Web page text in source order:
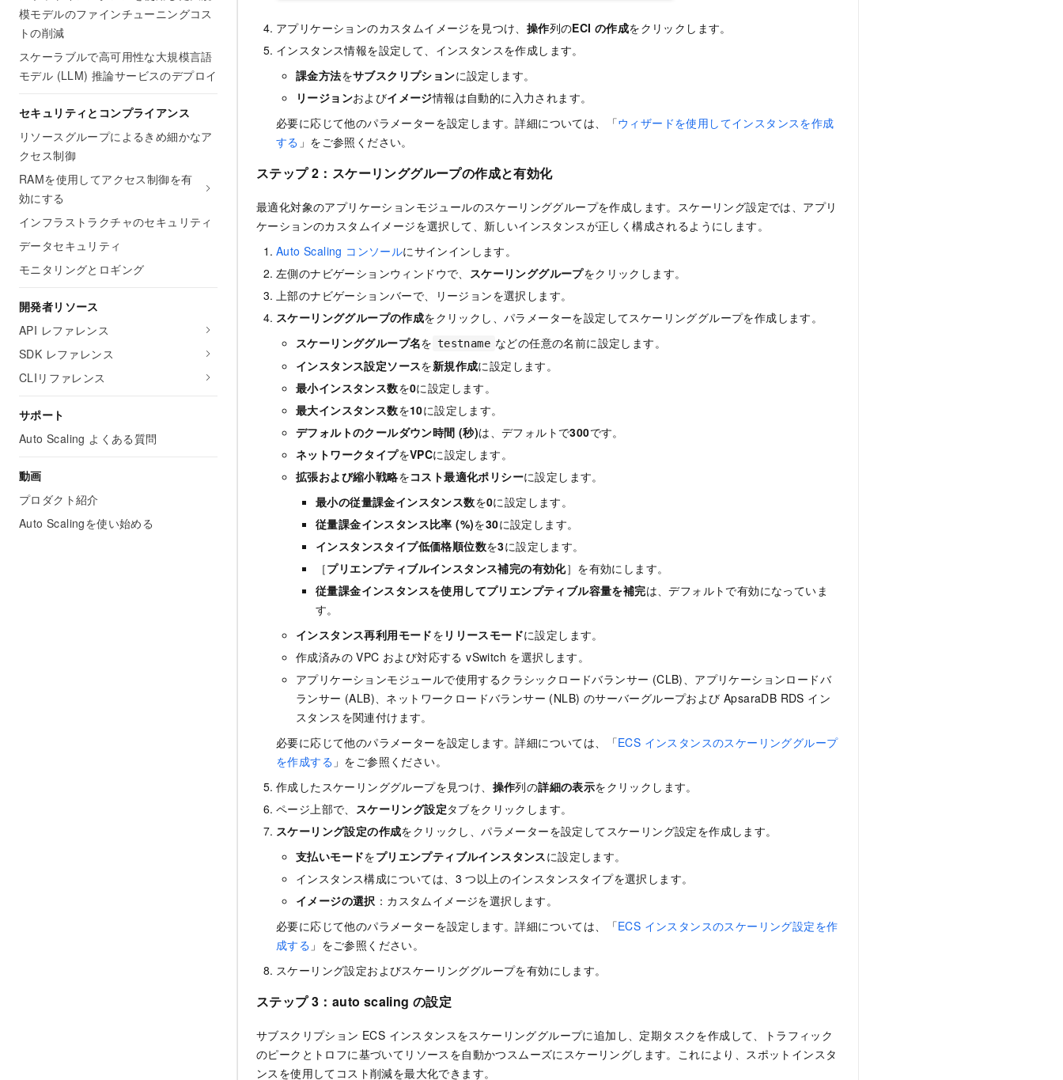
模モデルのファインチューニングコス
トの削減
スケーラブルで高可用性な大規模言語
モデル (LLM) 推論サービスのデプロイ
セキュリティとコンプライアンス
リソースグループによるきめ細かなア
クセス制御
RAMを使用してアクセス制御を有
効にする
インフラストラクチャのセキュリティ
データセキュリティ
モニタリングとロギング
開発者リソース
API レファレンス
SDK レファレンス
CLIリファレンス
サポート
Auto Scaling よくある質問
動画
プロダクト紹介
Auto Scalingを使い始める
アプリケーションのカスタムイメージを見つけ、 操作列のECI の作成をクリックします。
インスタンス情報を設定して、インスタンスを作成します。
課金方法をサブスクリプションに設定します。
リージョンおよびイメージ情報は自動的に入力されます。
必要に応じて他のパラメーターを設定します。詳細については、「ウィザードを使用してインスタンスを作成
する 」をご参照ください。
ステップ 2：スケーリンググループの作成と有効化
最適化対象のアプリケーションモジュールのスケーリンググループを作成します。スケーリング設定では、アプリ
ケーションのカスタムイメージを選択して、新しいインスタンスが正しく構成されるようにします。
Auto Scaling コンソールにサインインします。
左側のナビゲーションウィンドウで、
スケーリンググループをクリックします。
上部のナビゲーションバーで、リージョンを選択します。
スケーリンググループの作成をクリックし、パラメーターを設定してスケーリンググループを作成します。
スケーリンググループ名を testname などの任意の名前に設定します。
インスタンス設定ソースを新規作成に設定します。
最小インスタンス数を0に設定します。
最大インスタンス数を10に設定します。
デフォルトのクールダウン時間 (秒)は、デフォルトで300です。
ネットワークタイプをVPCに設定します。
拡張および縮小戦略をコスト最適化ポリシーに設定します。
最小の従量課金インスタンス数を0に設定します。
従量課金インスタンス比率 (%)を30に設定します。
インスタンスタイプ低価格順位数を3に設定します。
［プリエンプティブルインスタンス補完の有効化］を有効にします。
従量課金インスタンスを使用してプリエンプティブル容量を補完は、デフォルトで有効になっていま
す。
インスタンス再利用モードを リリースモードに設定します。
作成済みの VPC および対応する vSwitch を選択します。
アプリケーションモジュールで使用するクラシックロードバランサー (CLB)、アプリケーションロードバ
ランサー (ALB)、ネットワークロードバランサー (NLB) のサーバーグループおよび ApsaraDB RDS イン
スタンスを関連付けます。
必要に応じて他のパラメーターを設定します。詳細については、「ECS インスタンスのスケーリンググループ
を作成する 」をご参照ください。
作成したスケーリンググループを見つけ、 操作列の詳細の表示をクリックします。
ページ上部で、
スケーリング設定タブをクリックします。
スケーリング設定の作成をクリックし、パラメーターを設定してスケーリング設定を作成します。
支払いモードをプリエンプティブルインスタンスに設定します。
インスタンス構成については、3 つ以上のインスタンスタイプを選択します。
イメージの選択 ：カスタムイメージを選択します。
必要に応じて他のパラメーターを設定します。詳細については、「ECS インスタンスのスケーリング設定を作
成する 」をご参照ください。
スケーリング設定およびスケーリンググループを有効にします。
ステップ 3：auto scaling の設定
サブスクリプション ECS インスタンスをスケーリンググループに追加し、定期タスクを作成して、トラフィック
のピークとトロフに基づいてリソースを自動かつスムーズにスケーリングします。これにより、スポットインスタ
ンスを使用してコスト削減を最大化できます。